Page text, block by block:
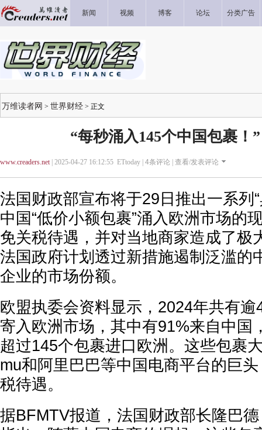
新闻 视频 博客 论坛 分类广告
万维读者网 > 世界财经 > 正文
“每秒涌入145个中国包裹！
www.creaders.net| 2025-04-27 16:12:55 ETtoday | 4条评论 | 查看/发表评论
法国财政部宣布将于29日推出一系列
中国“低价小额包裹”涌入欧洲市场的
免关税待遇，并对当地商家造成了极
法国政府计划透过新措施遏制泛滥的
企业的市场份额。
欧盟执委会资料显示，2024年共有
寄入欧洲市场，其中有91%来自中国
超过145个包裹进口欧洲。这些包裹
mu和阿里巴巴等中国电商平台的巨
税待遇。
据BFMTV报道，法国财政部长隆巴